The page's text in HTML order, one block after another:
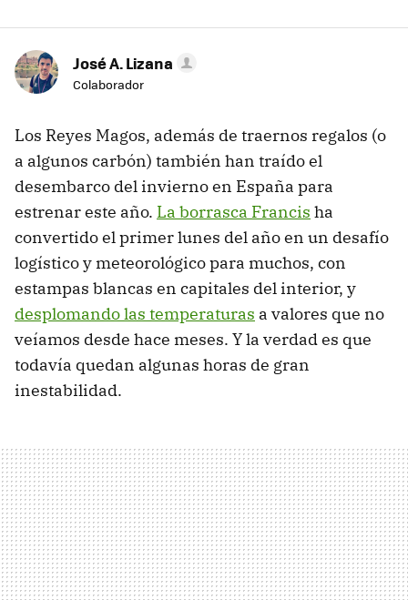
José A. Lizana
Colaborador
Los Reyes Magos, además de traernos regalos (o
a algunos carbón) también han traído el
desembarco del invierno en España para
estrenar este año. La borrasca Francis ha
convertido el primer lunes del año en un desafío
logístico y meteorológico para muchos, con
estampas blancas en capitales del interior, y
desplomando las temperaturas a valores que no
veíamos desde hace meses. Y la verdad es que
todavía quedan algunas horas de gran
inestabilidad.